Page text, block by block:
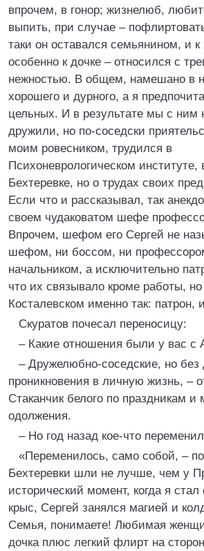
впрочем, в гонор; жизнелюб,
выпить, при случае –
таки он оставался семьянином, и
особенно к дочке – относился с
нежностью. В общем, намешано в
хорошего и дурного, а я
цельных. И в результате мы с ним
дружили, но по-соседски
моим ровесником, трудился в
Психоневрологическом институте,
Бехтеревке, но о трудах своих
Если что и рассказывал, так
своем чудаковатом шефе
Впрочем, шефом его Сергей не
шефом, ни боссом, ни
начальником, а исключительно
что их связывало кроме работы,
Косталевском именно так: патрон,
Скуратов почесал переносицу:
– Какие отношения были у вас с
– Дружелюбно-соседские, но без
проникновения в личную жизнь, –
Стаканчик белого по праздникам
одолжения.
– Но год назад кое-что
«Переменилось, само собой, –
Бехтеревки шли не лучше, чем у
исторический момент, когда я стал
крыс, Сергей занялся магией и
Семья, понимаете! Любимая
дочка плюс легкий флирт на